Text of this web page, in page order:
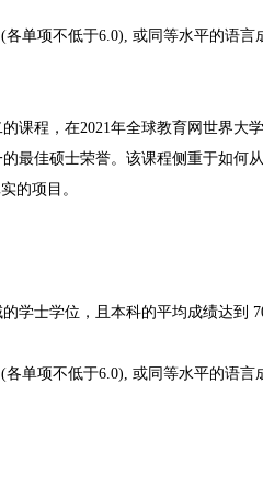
单项不低于6.0), 或同等水平的语言
，在2021年全球教育网世界大学
最佳硕士荣誉。该课程侧重于如何
的项目。
士学位，且本科的平均成绩达到
单项不低于6.0), 或同等水平的语言